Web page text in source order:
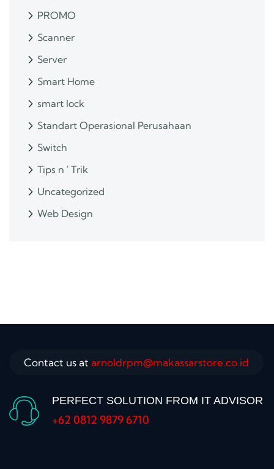
PROMO
Scanner
Server
Smart Home
smart lock
Standart Operasional Perusahaan
Switch
Tips n ' Trik
Uncategorized
Web Design
Contact us at arnoldrpm@makassarstore.co.id
PERFECT SOLUTION FROM IT ADVISOR
+62 0812 9879 6710